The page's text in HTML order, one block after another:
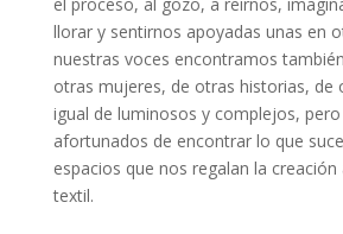
llorar y sentirnos apoyadas unas en
nuestras voces encontramos
otras mujeres, de otras historias, de
igual de luminosos y complejos,
afortunados de encontrar lo que
espacios que nos regalan la creación
textil.